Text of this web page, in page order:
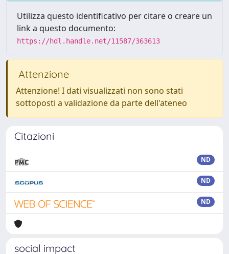
Utilizza questo identificativo per citare o creare un
link a questo documento:
https://hdl.handle.net/11587/363613
Attenzione
Attenzione! I dati visualizzati non sono stati
sottoposti a validazione da parte dell'ateneo
Citazioni
ND
ND
ND
social impact